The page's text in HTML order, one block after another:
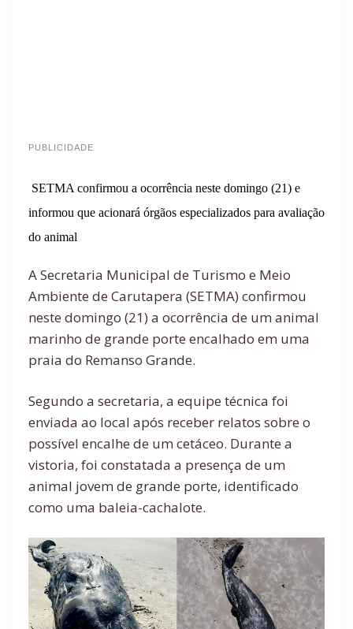
PUBLICIDADE
SETMA confirmou a ocorrência neste domingo (21) e
informou que acionará órgãos especializados para avaliação
do animal
A Secretaria Municipal de Turismo e Meio
Ambiente de Carutapera (SETMA) confirmou
neste domingo (21) a ocorrência de um animal
marinho de grande porte encalhado em uma
praia do Remanso Grande.
Segundo a secretaria, a equipe técnica foi
enviada ao local após receber relatos sobre o
possível encalhe de um cetáceo. Durante a
vistoria, foi constatada a presença de um
animal jovem de grande porte, identificado
como uma baleia-cachalote.